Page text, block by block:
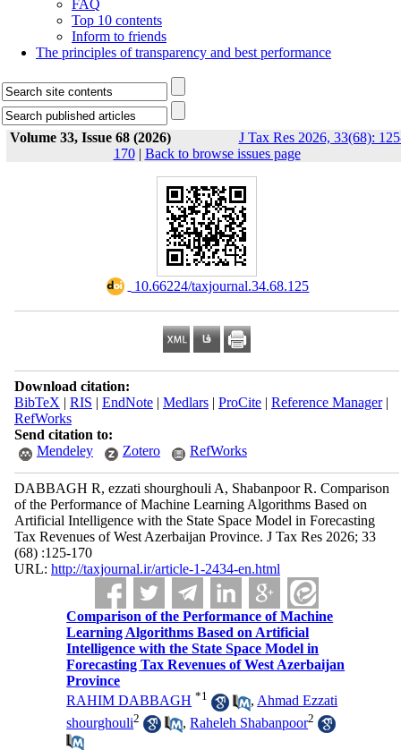
FAQ
Top 10 contents
Inform to friends
The principles of transparency and best performance
Volume 33, Issue 68 (2026)
J Tax Res 2026, 33(68):
170| Back to browse issues page
‎ 10.66224/taxjournal.34.68.125
Download citation:
BibTeX | RIS | EndNote| Medlars| ProCite| Reference Manager|
RefWorks
Send citation to:
Mendeley
Zotero RefWorks
DABBAGH R, ezzati shourghouli A, Shabanpoor R. Comparison
of the Performance of Machine Learning Algorithms Based on
Artificial Intelligence with the State Space Model in Forecasting
Tax Revenues of West Azerbaijan Province. J Tax Res 2026; 33
(68) :125-170
URL: http://taxjournal.ir/article-1-2434-en.html
Comparison of the Performance of Machine
Learning Algorithms Based on Artificial
Intelligence with the State Space Model in
Forecasting Tax Revenues of West Azerbaijan
Province
RAHIM DABBAGH *1 , Ahmad Ezzati
shourghouli2 ,Raheleh Shabanpoor2